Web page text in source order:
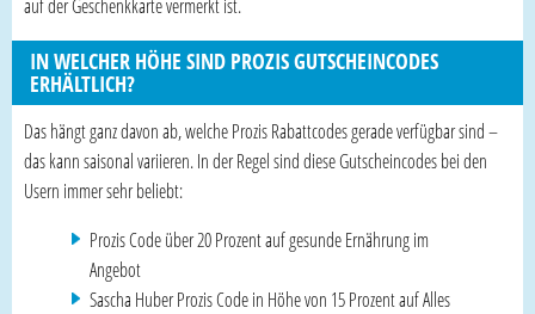
auf der Geschenkkarte vermerkt ist.
IN WELCHER HÖHE SIND PROZIS GUTSCHEINCODES
ERHÄLTLICH?
Das hängt ganz davon ab, welche Prozis Rabattcodes gerade verfügbar sind –
das kann saisonal variieren. In der Regel sind diese Gutscheincodes bei den
Usern immer sehr beliebt:
Prozis Code über 20 Prozent auf gesunde Ernährung im
Angebot
Sascha Huber Prozis Code in Höhe von 15 Prozent auf Alles